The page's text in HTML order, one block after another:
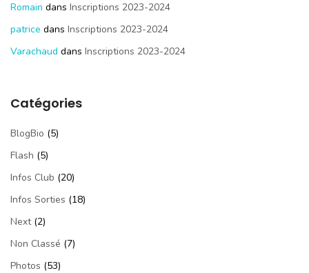
Romain dans Inscriptions 2023-2024
patrice dans Inscriptions 2023-2024
Varachaud dans Inscriptions 2023-2024
Catégories
BlogBio (5)
Flash (5)
Infos Club (20)
Infos Sorties (18)
Next(2)
Non Classé (7)
Photos (53)